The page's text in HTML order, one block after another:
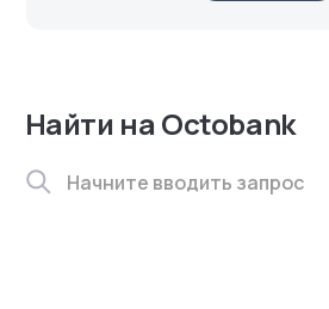
Найти на Octobank